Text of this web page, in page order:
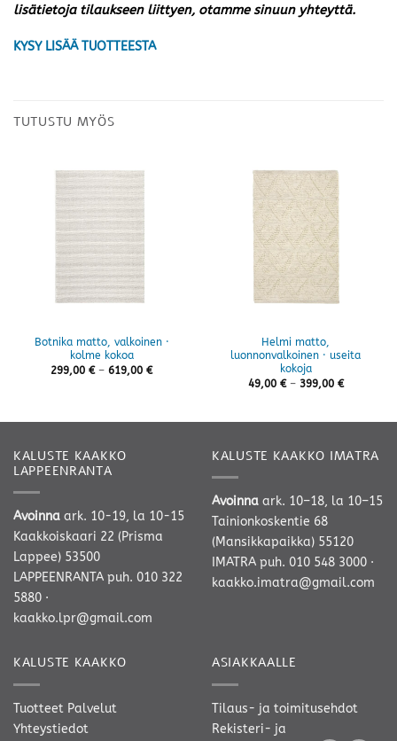
lisätietoja tilaukseen liittyen, otamme sinuun yhteyttä.
KYSY LISÄÄ TUOTTEESTA
TUTUSTU MYÖS
Botnika matto, valkoinen ·
kolme kokoa
299,00 € – 619,00 €Hintaluokka:
Helmi matto,
luonnonvalkoinen · useita
kokoja
49,00 € – 399,00 €
KALUSTE KAAKKO
LAPPEENRANTA
Avoinna ark. 10-19, la 10-15
Kaakkoiskaari 22 (Prisma
Lappee) 53500
LAPPEENRANTA puh. 010 322
5880 ·
kaakko.lpr@gmail.com
KALUSTE KAAKKO IMATRA
Avoinna ark. 10–18, la 10–15
Tainionkoskentie 68
(Mansikkapaikka) 55120
IMATRA puh. 010 548 3000 ·
kaakko.imatra@gmail.com
KALUSTE KAAKKO
Tuotteet Palvelut
Yhteystiedot
ASIAKKAALLE
Tilaus- ja toimitusehdot
Rekisteri- ja